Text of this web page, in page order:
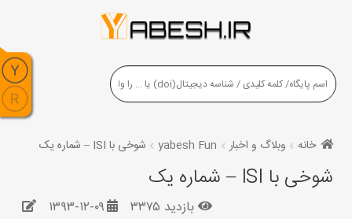
خانه وبلاگ و اخبار yabesh Fun شوخی با ISI – شماره یک
شوخی با ISI – شماره یک
۱۳۹۳-۱۲-۰۹ بازدید ۳۳۷۵